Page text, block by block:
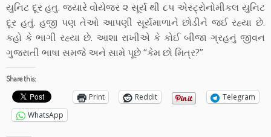
યુનિટ દૂર હતુ. જ્યારે વોયેજર ૨ સૂર્ય થી ૮૫ એસ્ટ્રોનોમીકલ યુનિટ
દૂર હતું. હજી પણ તેઓ આપણી સૂર્યમાળાને છોડીને જઈ રહ્યા છે.
કહો કે ભાગી રહ્યા છે. આશા રાખીએ કે કોઈ બીજા ગ્રહનું જીવન
ગુજરાતી ભાષા સમજે અને સામે પૂછે “કેમ છો મિત્ર?”
Share this:
Print Reddit
Telegram
WhatsApp